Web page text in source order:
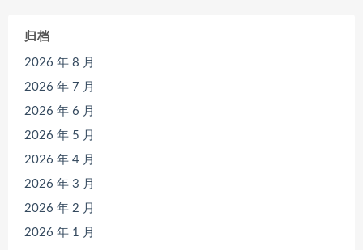
归档
2026 年 8 月
2026 年 7 月
2026 年 6 月
2026 年 5 月
2026 年 4 月
2026 年 3 月
2026 年 2 月
2026 年 1 月